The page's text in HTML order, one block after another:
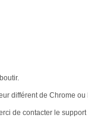
différent de Chrome
de contacter le